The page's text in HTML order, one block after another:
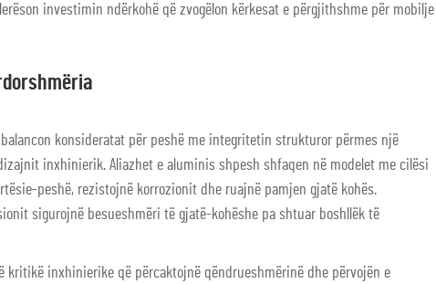
investimin ndërkohë që zvogëlon kërkesat e përgjithshme për mobilje
konsideratat për peshë me integritetin strukturor përmes një
inxhinierik. Aliazhet e aluminis shpesh shfaqen në modelet me cilësi
peshë, rezistojnë korrozionit dhe ruajnë pamjen gjatë kohës.
sigurojnë besueshmëri të gjatë-kohëshe pa shtuar boshllëk të
kritikë inxhinierike që përcaktojnë qëndrueshmërinë dhe përvojën e